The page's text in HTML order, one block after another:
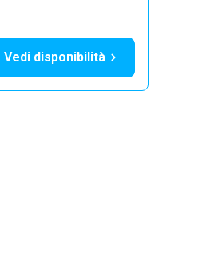
Vedi disponibilità